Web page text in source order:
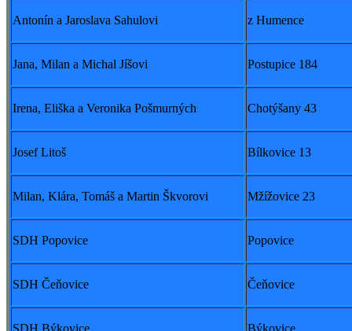
Antonín a Jaroslava Sahulovi z Humence
Jana, Milan a Michal Jíšovi Postupice 184
Irena, Eliška a Veronika Pošmurných Chotýšany 43
Josef Litoš Bílkovice 13
Milan, Klára, Tomáš a Martin Škvorovi Mžížovice 23
SDH Popovice Popovice
SDH Čeňovice Čeňovice